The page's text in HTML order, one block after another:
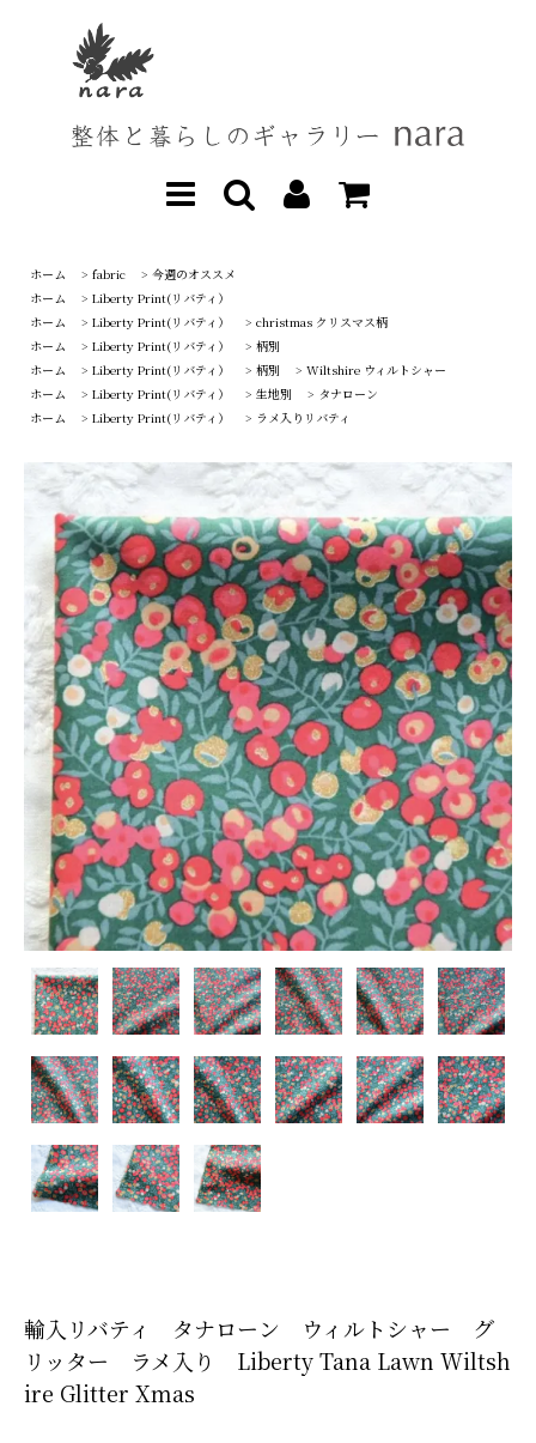
ホーム > fabric > 今週のオススメ
ホーム
> Liberty Print(リバティ）
ホーム
> Liberty Print(リバティ） > christmas クリスマス柄
ホーム
> Liberty Print(リバティ） > 柄別
ホーム
> Liberty Print(リバティ） > 柄別 > Wiltshire ウィルトシャー
ホーム
> Liberty Print(リバティ） > 生地別 > タナローン
ホーム
> Liberty Print(リバティ） > ラメ入りリバティ
輸入リバティ タナローン ウィルトシャー グ
リッター ラメ入り Liberty Tana Lawn Wiltsh
ire Glitter Xmas